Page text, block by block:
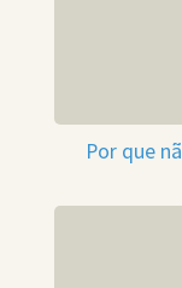
Por que